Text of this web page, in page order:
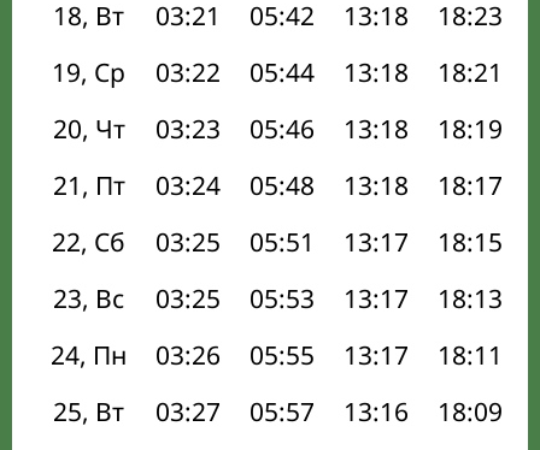
18, Вт
03:21 05:42 13:18 18:23
19, Ср
03:22 05:44 13:18 18:21
20, Чт
03:23 05:46 13:18 18:19
21, Пт
03:24 05:48 13:18 18:17
22, Сб
03:25 05:51 13:17 18:15
23, Вс
03:25 05:53 13:17 18:13
24, Пн
03:26 05:55 13:17 18:11
25, Вт
03:27 05:57 13:16 18:09